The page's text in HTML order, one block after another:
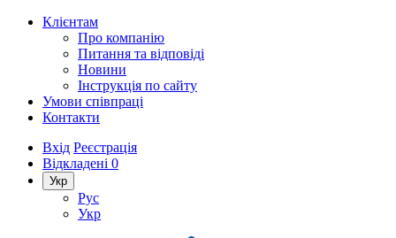
Клієнтам
Про компанію
Питання та відповіді
Новини
Інструкція по сайту
Умови співпраці
Контакти
Вхід Реєстрація
Відкладені 0
Укр
Рус
Укр